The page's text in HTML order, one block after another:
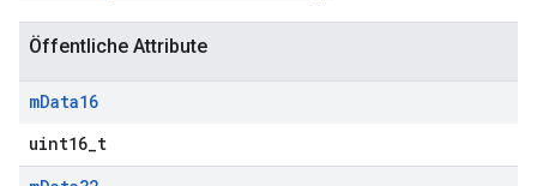
Öffentliche Attribute
mData16
uint16_t